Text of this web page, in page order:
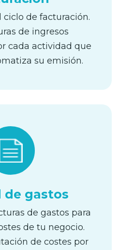
de facturación.
de ingresos
cada actividad que
su emisión.
de gastos
de gastos para
de tu negocio.
de costes por